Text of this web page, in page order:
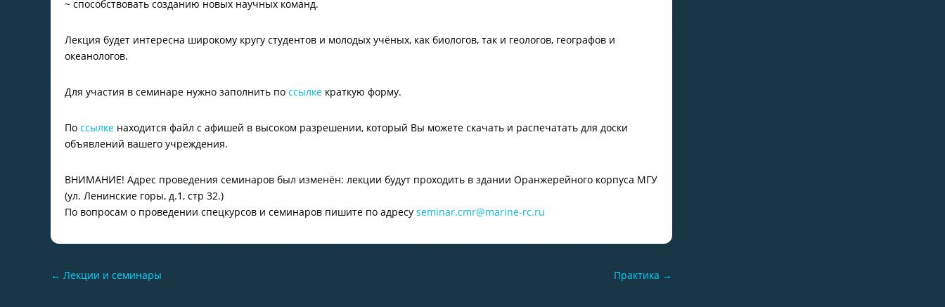
~ способствовать созданию новых научных команд.
Лекция будет интересна широкому кругу студентов и молодых учёных, как биологов, так и геологов, географов и
океанологов.
Для участия в семинаре нужно заполнить по ссылке краткую форму.
По ссылке находится файл с афишей в высоком разрешении, который Вы можете скачать и распечатать для доски
объявлений вашего учреждения.
ВНИМАНИЕ! Адрес проведения семинаров был изменён: лекции будут проходить в здании Оранжерейного корпуса МГУ
(ул. Ленинские горы, д.1, стр 32.)
По вопросам о проведении спецкурсов и семинаров пишите по адресу seminar.cmr@marine-rc.ru
← Лекции и семинары Практика →